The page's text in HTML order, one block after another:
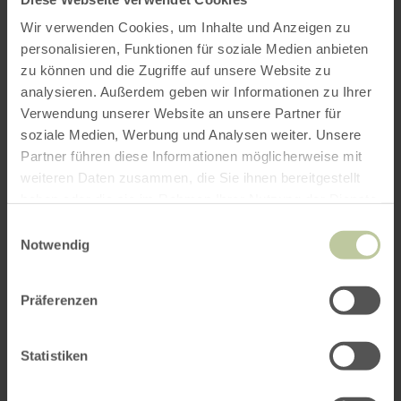
Wir verwenden Cookies, um Inhalte und Anzeigen zu
personalisieren, Funktionen für soziale Medien anbieten
zu können und die Zugriffe auf unsere Website zu
analysieren. Außerdem geben wir Informationen zu Ihrer
Verwendung unserer Website an unsere Partner für
soziale Medien, Werbung und Analysen weiter. Unsere
Partner führen diese Informationen möglicherweise mit
weiteren Daten zusammen, die Sie ihnen bereitgestellt
Notwendig
Präferenzen
Statistiken
SUCHEN
Bewertungen
Werte basieren auf verifizierten Gästebewertungen
unterschiedlicher Buchungsportale (Quelle:Trust
You)
Highlights aus den
100%